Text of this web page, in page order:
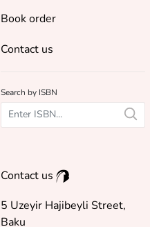
Book order
Contact us
Search by ISBN
Contact us
5 Uzeyir Hajibeyli Street,
Baku